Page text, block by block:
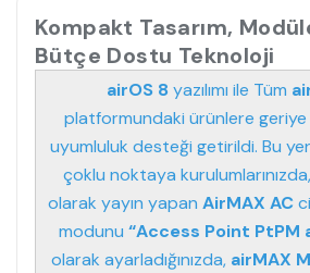
Kompakt Tasarım,
Bütçe Dostu Teknoloji
airOS 8yazılımı ile Tüm
platformundaki ürünlere
uyumluluk desteği getirildi. Bu
çoklu noktaya
olarak yayın yapan AirMAX AC
modunu “Access Point PtPM
olarak ayarladığınızda, airMAX M